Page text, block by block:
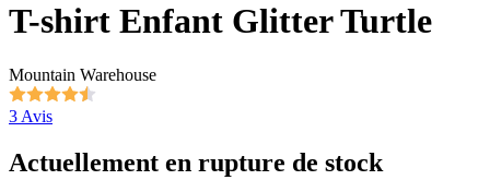
T-shirt Enfant Glitter Turtle
Mountain Warehouse
3 Avis
Actuellement en rupture de stock